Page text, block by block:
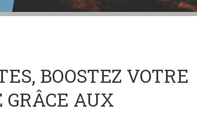
BOOSTEZ VOTRE
AUX